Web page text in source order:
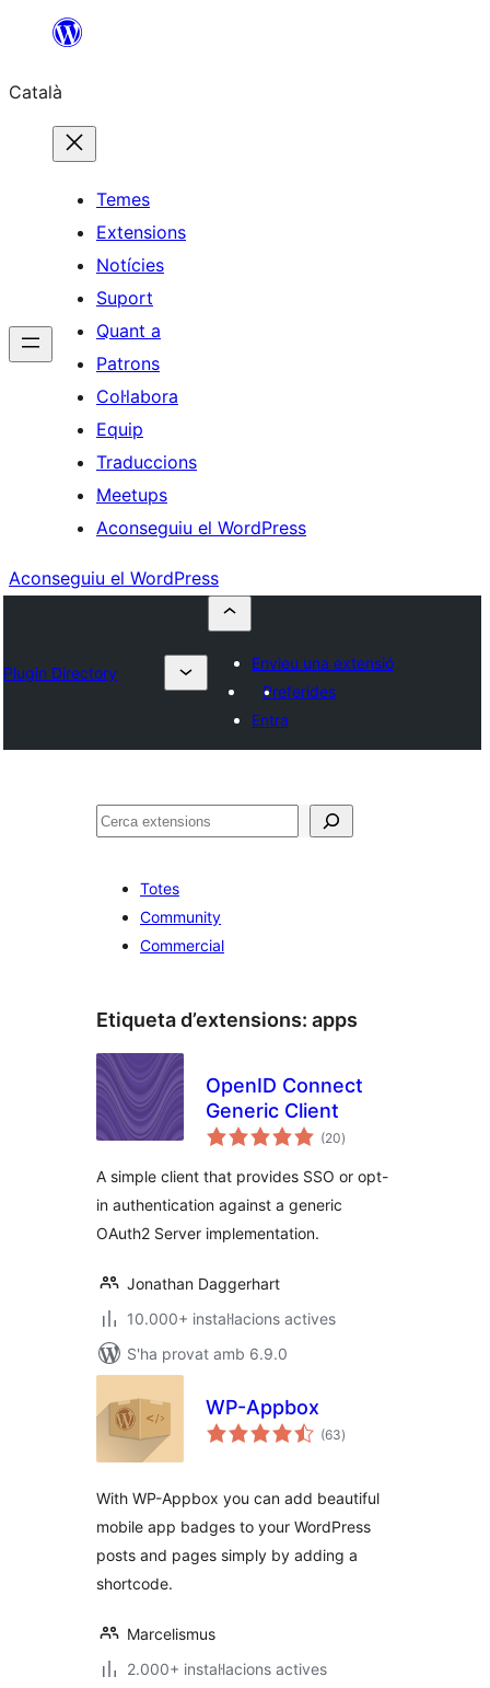
contingut
Català
Temes
Extensions
Notícies
Suport
Quant a
Patrons
Col·labora
Equip
Traduccions
Meetups
Aconseguiu el WordPress
Aconseguiu el WordPress
Plugin Directory
Envieu una extensió
Preferides
Entra
Cerca
Totes
Community
Commercial
Etiqueta d’extensions: apps
OpenID Connect
Generic Client
(20puntuacions
totals
)
A simple client that provides SSO or opt-
in authentication against a generic
OAuth2 Server implementation.
Jonathan Daggerhart
10.000+ instal·lacions actives
S'ha provat amb 6.9.0
WP-Appbox
(63puntuacions
totals
)
With WP-Appbox you can add beautiful
mobile app badges to your WordPress
posts and pages simply by adding a
shortcode.
Marcelismus
2.000+ instal·lacions actives